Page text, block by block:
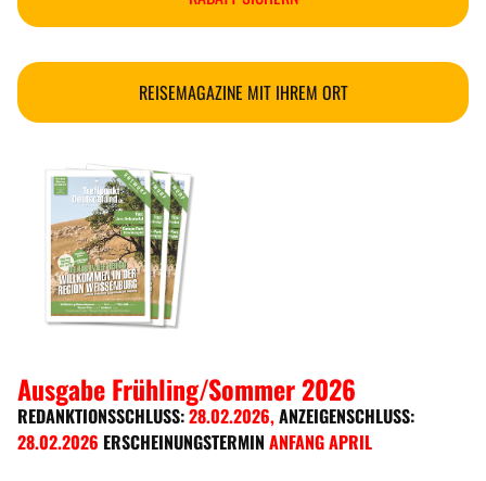
REISEMAGAZINE MIT IHREM ORT
Ausgabe Frühling/Sommer 2026
REDANKTIONSSCHLUSS:28.02.2026,ANZEIGENSCHLUSS:
28.02.2026 ERSCHEINUNGSTERMIN ANFANG APRIL